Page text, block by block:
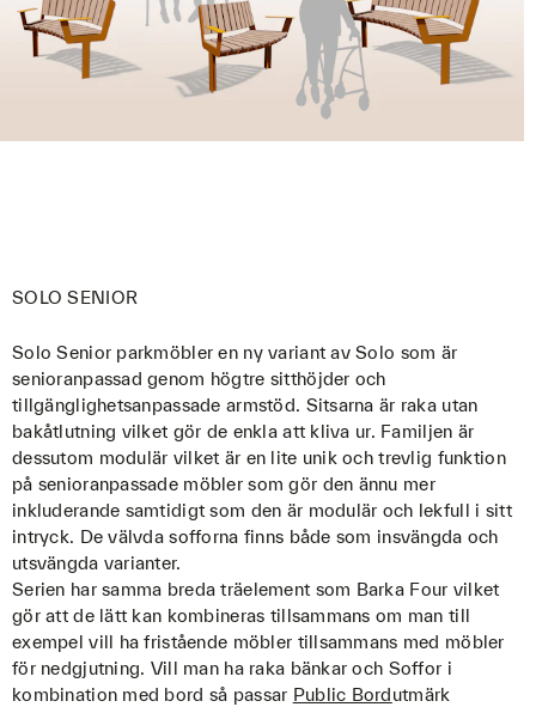
SOLO SENIOR
Solo Senior parkmöbler en ny variant av Solo som är
senioranpassad genom högtre sitthöjder och
tillgänglighetsanpassade armstöd. Sitsarna är raka utan
bakåtlutning vilket gör de enkla att kliva ur. Familjen är
dessutom modulär vilket är en lite unik och trevlig funktion
på senioranpassade möbler som gör den ännu mer
inkluderande samtidigt som den är modulär och lekfull i sitt
intryck. De välvda sofforna finns både som insvängda och
utsvängda varianter.
Serien har samma breda träelement som Barka Four vilket
gör att de lätt kan kombineras tillsammans om man till
exempel vill ha fristående möbler tillsammans med möbler
för nedgjutning. Vill man ha raka bänkar och Soffor i
kombination med bord så passar Public Bordutmärk